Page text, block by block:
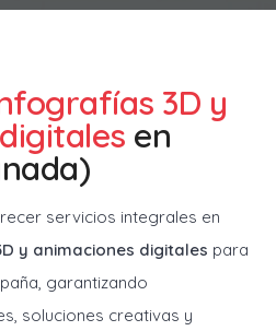
3D y
en
servicios integrales en
y animaciones digitales para
garantizando
soluciones creativas y